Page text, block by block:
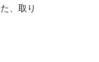
、取り